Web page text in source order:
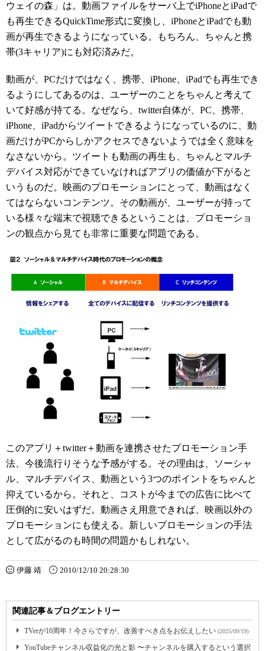
ウェイの森」は。動画ファイルをサーバ上でiPhoneとiPadで
も再生できるQuickTime形式に変換し、iPhoneとiPadでも動
画が再生できるようになっている。もちろん、ちゃんと携
帯(3キャリア)にも対応済みだ。
動画が、PCだけではなく、携帯、iPhone、iPadでも再生でき
るようにしてあるのは、ユーザーのことをちゃんと考えて
いて好感が持てる。なぜなら、twitter自体が、PC、携帯、
iPhone、iPadからツイートできるようになっているのに、動
画だけがPCからしかアクセスできないようでは全く意味を
なさないから。ツイートも動画の再生も、ちゃんとマルチ
デバイス対応ができていなければアプリの価値が下がると
いうものだ。映画のプロモーションにとって、動画はなく
てはならないコンテンツ。その動画が、ユーザーが持って
いる様々な端末で視聴できるということは、プロモーショ
ンの観点から見ても非常に重要な問題である。
このアプリ＋twitter＋動画を連携させたプロモーション手
法、今後流行りそうな予感がする。その理由は、ソーシャ
ル、マルチデバイス、動画という3つのポイントをちゃんと
抑えているから。それと、コストが今までの広告に比べて
圧倒的に安いはずだ。動画さえ用意できれば、映画以外の
プロモーションにも使える。新しいプロモーションの手法
として広がるのも時間の問題かもしれない。
伊藤 靖 2010/12/10 20:28:30
関連記事＆ブログエントリー
TVerが10周年！今さらですが、改善すべき点をお伝えしたい (2025/09/19)
YouTubeチャンネル収益化の光と影 〜チャンネルを購入するという選択